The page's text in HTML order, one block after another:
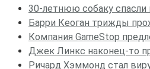
30-летнюю собаку спасли
Барри Кеоган трижды
Компания GameStop
Джек Линкс наконец-то
Ричард Хэммонд стал